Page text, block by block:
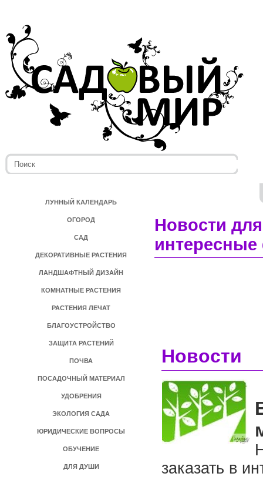
ЛУННЫЙ КАЛЕНДАРЬ
ОГОРОД
САД
ДЕКОРАТИВНЫЕ РАСТЕНИЯ
ЛАНДШАФТНЫЙ ДИЗАЙН
КОМНАТНЫЕ РАСТЕНИЯ
РАСТЕНИЯ ЛЕЧАТ
БЛАГОУСТРОЙСТВО
ЗАЩИТА РАСТЕНИЙ
ПОЧВА
ПОСАДОЧНЫЙ МАТЕРИАЛ
УДОБРЕНИЯ
ЭКОЛОГИЯ САДА
ЮРИДИЧЕСКИЕ ВОПРОСЫ
ОБУЧЕНИЕ
ДЛЯ ДУШИ
Новости
Новости
заказать в